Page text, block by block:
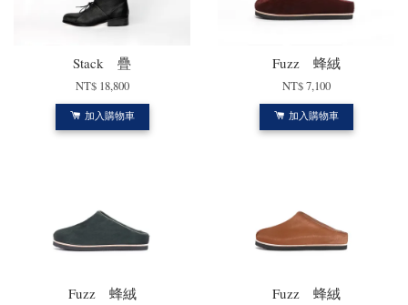
Stack 疊
NT$ 18,800
加入購物車
Fuzz 蜂絨
NT$ 7,100
加入購物車
Fuzz 蜂絨 Fuzz 蜂絨